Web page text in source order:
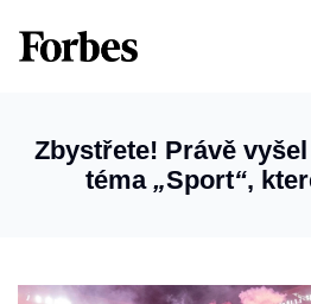
Zbystřete! Právě
téma „Sport“,